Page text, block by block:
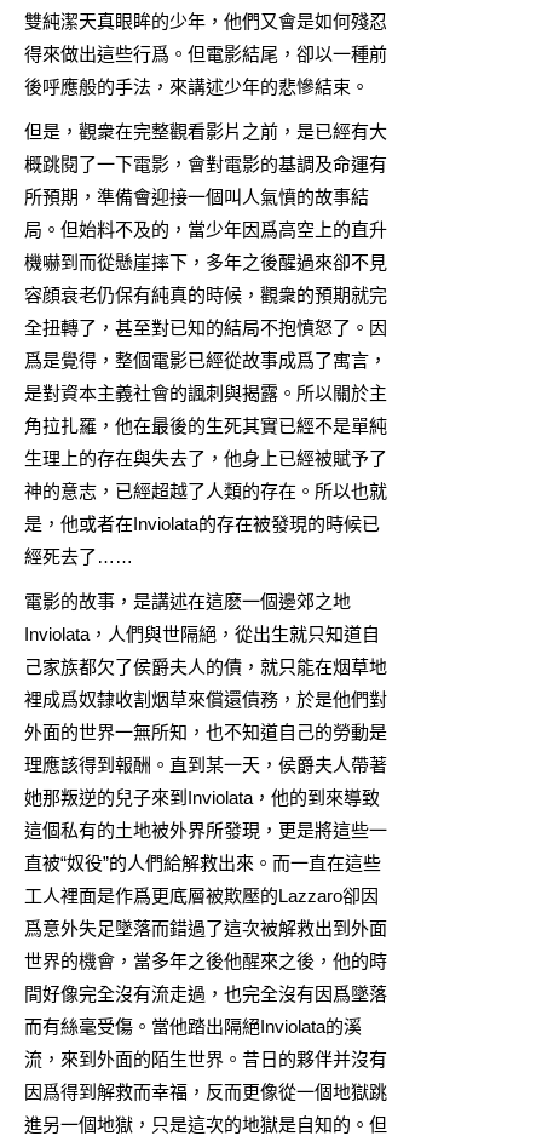
雙純潔天真眼眸的少年，他們又會是如何殘忍
得來做出這些行爲。但電影結尾，卻以一種前
後呼應般的手法，來講述少年的悲慘結束。
但是，觀衆在完整觀看影片之前，是已經有大
概跳閱了一下電影，會對電影的基調及命運有
所預期，準備會迎接一個叫人氣憤的故事結
局。但始料不及的，當少年因爲高空上的直升
機嚇到而從懸崖摔下，多年之後醒過來卻不見
容顔衰老仍保有純真的時候，觀衆的預期就完
全扭轉了，甚至對已知的結局不抱憤怒了。因
爲是覺得，整個電影已經從故事成爲了寓言，
是對資本主義社會的諷刺與揭露。所以關於主
角拉扎羅，他在最後的生死其實已經不是單純
生理上的存在與失去了，他身上已經被賦予了
神的意志，已經超越了人類的存在。所以也就
是，他或者在Inviolata的存在被發現的時候已
經死去了……
電影的故事，是講述在這麽一個邊郊之地
Inviolata，人們與世隔絕，從出生就只知道自
己家族都欠了侯爵夫人的債，就只能在烟草地
裡成爲奴隸收割烟草來償還債務，於是他們對
外面的世界一無所知，也不知道自己的勞動是
理應該得到報酬。直到某一天，侯爵夫人帶著
她那叛逆的兒子來到Inviolata，他的到來導致
這個私有的土地被外界所發現，更是將這些一
直被“奴役”的人們給解救出來。而一直在這些
工人裡面是作爲更底層被欺壓的Lazzaro卻因
爲意外失足墜落而錯過了這次被解救出到外面
世界的機會，當多年之後他醒來之後，他的時
間好像完全沒有流走過，也完全沒有因爲墜落
而有絲毫受傷。當他踏出隔絕Inviolata的溪
流，來到外面的陌生世界。昔日的夥伴并沒有
因爲得到解救而幸福，反而更像從一個地獄跳
進另一個地獄，只是這次的地獄是自知的。但